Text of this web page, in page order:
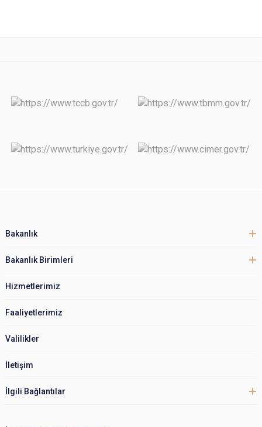
Bakanlık
Bakanlık Birimleri
Hizmetlerimiz
Faaliyetlerimiz
Valilikler
İletişim
İlgili Bağlantılar